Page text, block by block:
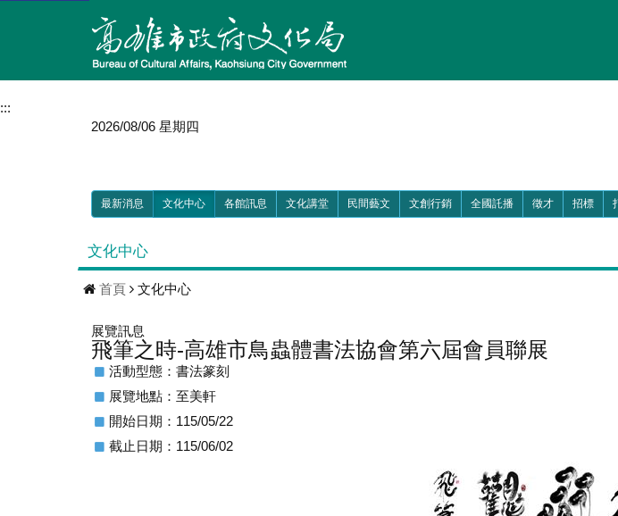
:::
2026/08/06 星期四
最新消息 文化中心 各館訊息 文化講堂 民間藝文 文創行銷 全國託播 徵才 招標
文化中心
首頁 文化中心
展覽訊息
飛筆之時-高雄市鳥蟲體書法協會第六屆會員聯展
活動型態：書法篆刻
展覽地點：至美軒
開始日期：115/05/22
截止日期：115/06/02